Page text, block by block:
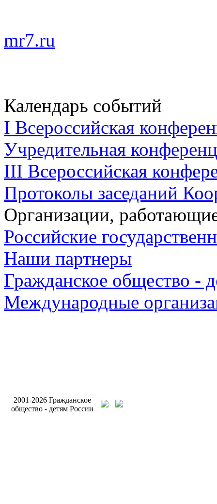
mr7.ru
Календарь событий
I Всероссийская
Учредительная
III Всероссийская
Протоколы заседаний
Организации,
Российские
Наши партнеры
Гражданское общество -
Международные
2001-2026 Гражданское
общество - детям России